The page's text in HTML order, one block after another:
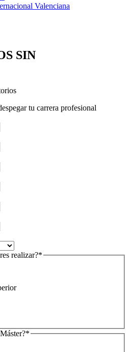
Valenciana
SIN
tu carrera profesional
realizar?*
*